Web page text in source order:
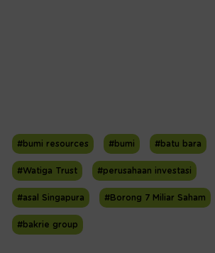
#bumi resources #bumi #batu bara
#Watiga Trust #perusahaan investasi
#asal Singapura #Borong 7 Miliar Saham
#bakrie group